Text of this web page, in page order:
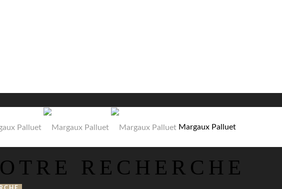
Margaux Palluet
RECHERCHE